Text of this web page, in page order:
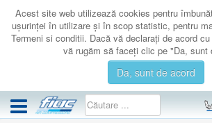
Acest site web utilizează cookies pentru
uşurinţei în utilizare şi în scop statistic, pentru
Termeni si conditii. Dacă vă declaraţi de acord
vă rugăm să faceţi clic pe "Da, sunt
Da, sunt de acord